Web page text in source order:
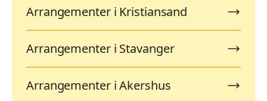
Arrangementer i Kristiansand
Arrangementer i Stavanger
Arrangementer i Akershus